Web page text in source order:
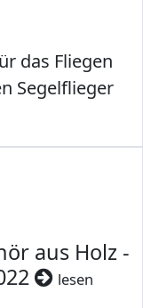
das Fliegen
Segelflieger
aus Holz -
lesen